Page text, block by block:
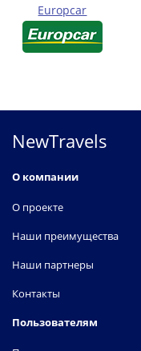
Europcar
NewTravels
О компании
О проекте
Наши преимущества
Наши партнеры
Контакты
Пользователям